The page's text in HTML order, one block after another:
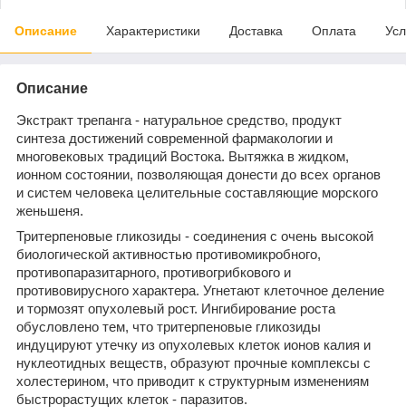
Описание Характеристики Доставка Оплата
Описание
Экстракт трепанга - натуральное средство, продукт
синтеза достижений современной фармакологии и
многовековых традиций Востока. Вытяжка в жидком,
ионном состоянии, позволяющая донести до всех органов
и систем человека целительные составляющие морского
женьшеня.
Тритерпеновые гликозиды - соединения с очень высокой
биологической активностью противомикробного,
противопаразитарного, противогрибкового и
противовирусного характера. Угнетают клеточное деление
и тормозят опухолевый рост. Ингибирование роста
обусловлено тем, что тритерпеновые гликозиды
индуцируют утечку из опухолевых клеток ионов калия и
нуклеотидных веществ, образуют прочные комплексы с
холестерином, что приводит к структурным изменениям
быстрорастущих клеток - паразитов.